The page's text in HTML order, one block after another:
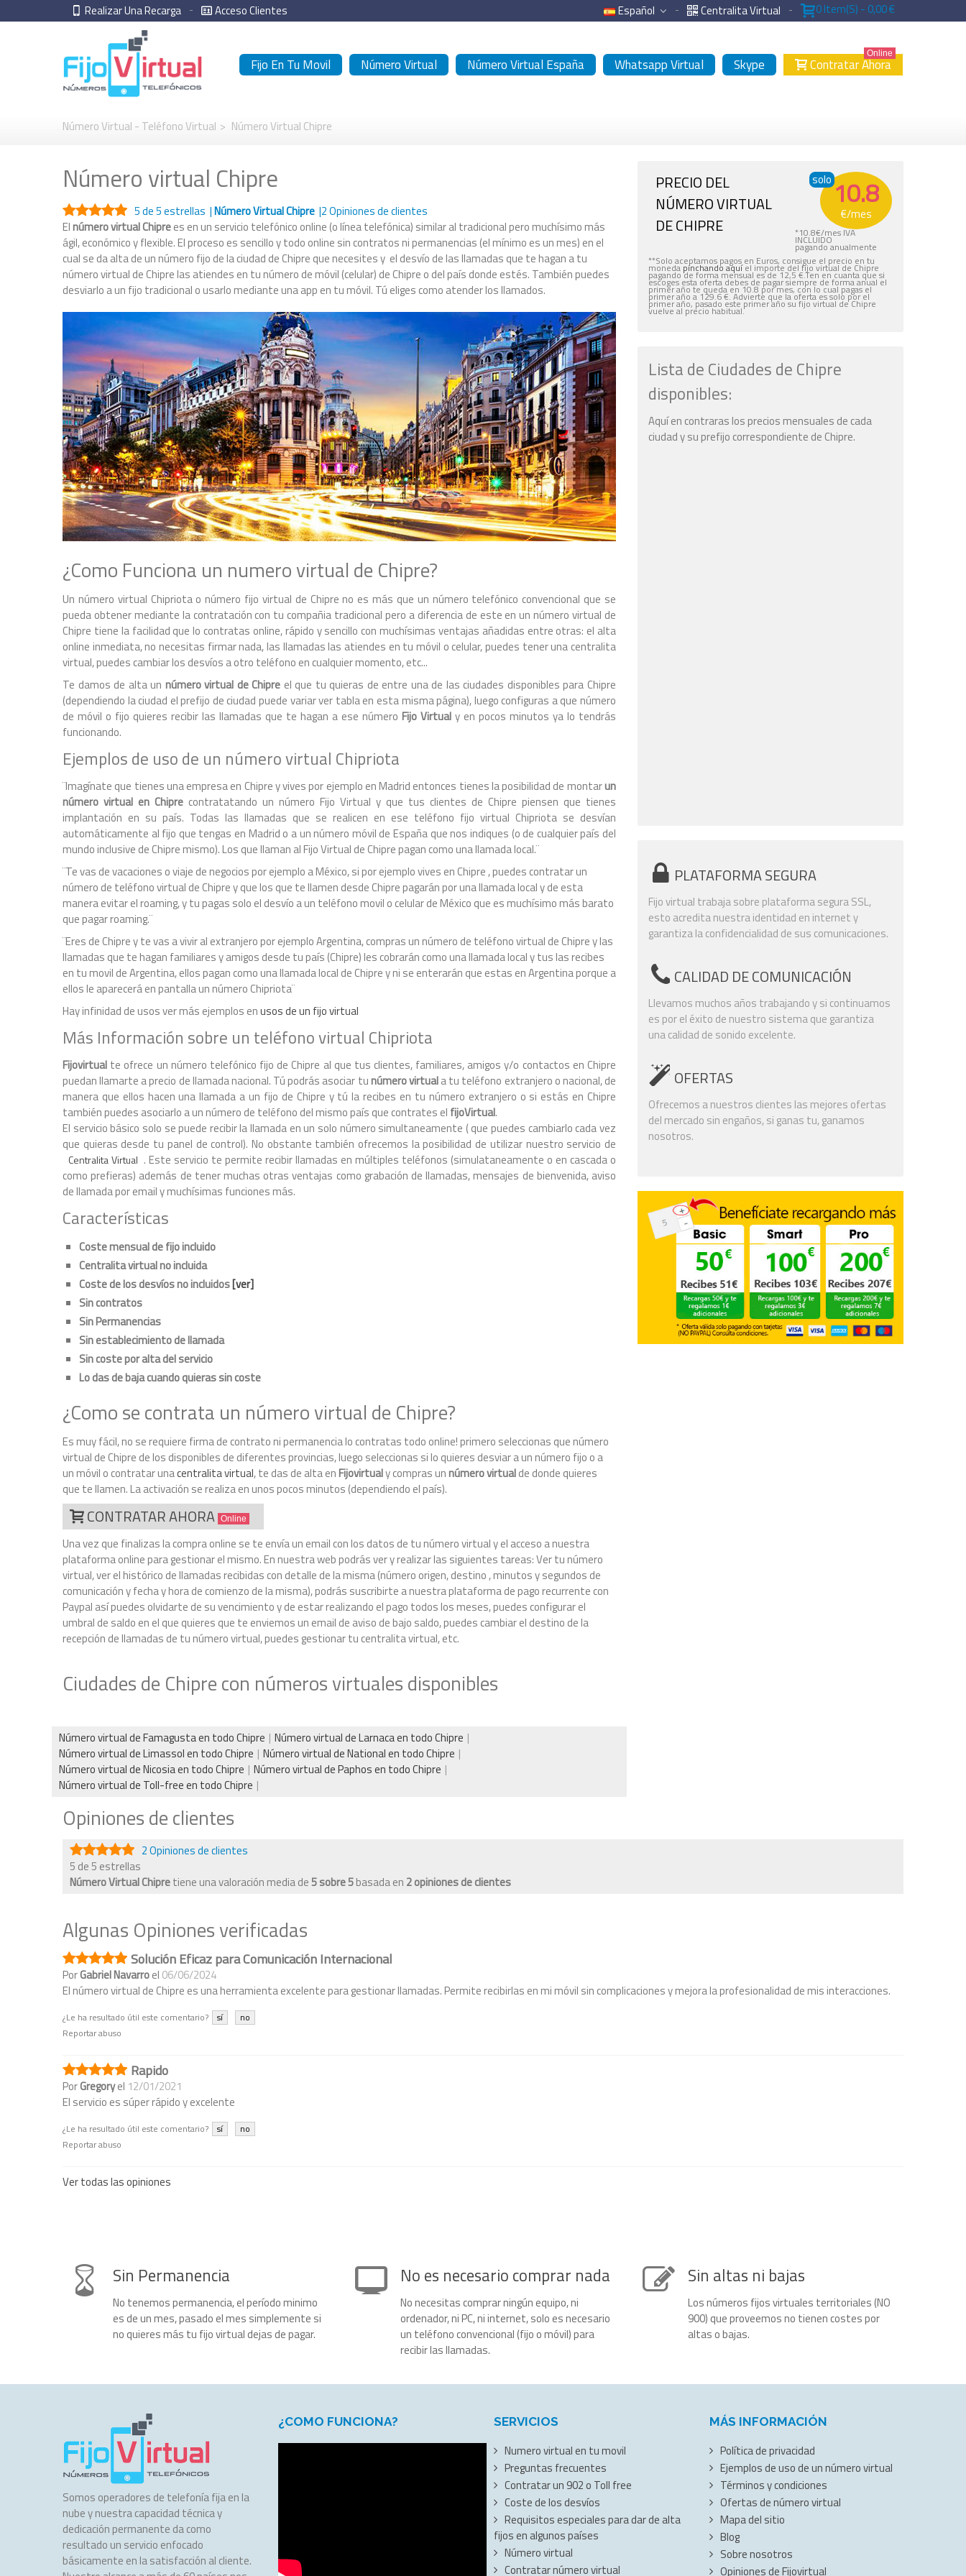
Realizar Una Recarga Acceso Clientes 0Item(s) - 0,00 €
Centralita Virtual
Español
Fijo En Tu Movil Número Virtual Número Virtual España Whatsapp Virtual Skype Contratar Ahora
Online
Número Virtual - Teléfono Virtual > Número Virtual Chipre
Número virtual Chipre
5de 5 estrellas |Número Virtual Chipre |2Opiniones de clientes
Elnúmero virtual Chiprees en un servicio telefónico online (o línea telefónica) similar al tradicional pero muchísimo más
ágil, económico y flexible. El proceso es sencillo y todo online sin contratos ni permanencias (el mínimo es un mes) en el
cual se da alta de un número fijo de la ciudad de Chipre que necesites y el desvío de las llamadas que te hagan a tu
número virtual de Chipre las atiendes en tu número de móvil (celular) de Chipre o del país donde estés. También puedes
desviarlo a un fijo tradicional o usarlo mediante una app en tu móvil. Tú eliges como atender los llamados.
¿Como Funciona un numero virtual de Chipre?
Un número virtual Chipriota o número fijo virtual de Chipre no es más que un número telefónico convencional que se
pueda obtener mediante la contratación con tu compañia tradicional pero a diferencia de este en un número virtual de
Chipre tiene la facilidad que lo contratas online, rápido y sencillo con muchísimas ventajas añadidas entre otras: el alta
online inmediata, no necesitas firmar nada, las llamadas las atiendes en tu móvil o celular, puedes tener una centralita
virtual, puedes cambiar los desvíos a otro teléfono en cualquier momento, etc...
Te damos de alta un número virtual de Chipre el que tu quieras de entre una de las ciudades disponibles para Chipre
(dependiendo la ciudad el prefijo de ciudad puede variar ver tabla en esta misma página), luego configuras a que número
de móvil o fijo quieres recibir las llamadas que te hagan a ese número Fijo Virtual y en pocos minutos ya lo tendrás
funcionando.
Ejemplos de uso de un número virtual Chipriota
¨Imagínate que tienes una empresa en Chipre y vives por ejemplo en Madrid entonces tienes la posibilidad de montarun
número virtual en Chipre contratatando un número Fijo Virtual y que tus clientes de Chipre piensen que tienes
implantación en su país. Todas las llamadas que se realicen en ese teléfono fijo virtual Chipriota se desvían
automáticamente al fijo que tengas en Madrid o a un número móvil de España que nos indiques (o de cualquier país del
mundo inclusive de Chipre mismo). Los que llaman al Fijo Virtual de Chipre pagan como una llamada local.¨
¨Te vas de vacaciones o viaje de negocios por ejemplo a México, si por ejemplo vives en Chipre , puedes contratar un
número de teléfono virtual de Chipre y que los que te llamen desde Chipre pagarán por una llamada local y de esta
manera evitar el roaming, y tu pagas solo el desvío a un teléfono movil o celular de México que es muchísimo más barato
que pagar roaming.¨
¨Eres de Chipre y te vas a vivir al extranjero por ejemplo Argentina, compras un número de teléfono virtual de Chipre y las
llamadas que te hagan familiares y amigos desde tu país (Chipre) les cobrarán como una llamada local y tus las recibes
en tu movil de Argentina, ellos pagan como una llamada local de Chipre y ni se enterarán que estas en Argentina porque a
ellos le aparecerá en pantalla un número Chipriota¨
Hay infinidad de usos ver más ejemplos enusos de un fijo virtual
Más Información sobre un teléfono virtual Chipriota
Fijovirtual te ofrece un número telefónico fijo de Chipre al que tus clientes, familiares, amigos y/o contactos en Chipre
puedan llamarte a precio de llamada nacional. Tú podrás asociar tunúmero virtuala tu teléfono extranjero o nacional, de
manera que ellos hacen una llamada a un fijo de Chipre y tú la recibes en tu número extranjero o si estás en Chipre
también puedes asociarlo a un número de teléfono del mismo país que contrates el fijoVirtual.
El servicio básico solo se puede recibir la llamada en un solo número simultaneamente ( que puedes cambiarlo cada vez
que quieras desde tu panel de control). No obstante también ofrecemos la posibilidad de utilizar nuestro servicio de
Centralita Virtual . Este servicio te permite recibir llamadas en múltiples teléfonos (simulataneamente o en cascada o
como prefieras) además de tener muchas otras ventajas como grabación de llamadas, mensajes de bienvenida, aviso
de llamada por email y muchísimas funciones más.
Características
Coste mensual de fijo incluido
Centralita virtual no incluida
Coste de los desvíos no incluidos[ver]
Sin contratos
Sin Permanencias
Sin establecimiento de llamada
Sin coste por alta del servicio
Lo das de baja cuando quieras sin coste
¿Como se contrata un número virtual de Chipre?
Es muy fácil, no se requiere firma de contrato ni permanencia lo contratas todo online! primero seleccionas que número
virtual de Chipre de los disponibles de diferentes provincias, luego seleccionas si lo quieres desviar a un número fijo o a
un móvil o contratar unacentralita virtual, te das de alta enFijovirtualy compras unnúmero virtualde donde quieres
que te llamen. La activación se realiza en unos pocos minutos (dependiendo el país).
CONTRATAR AHORA Online
Una vez que finalizas la compra online se te envía un email con los datos de tu número virtual y el acceso a nuestra
plataforma online para gestionar el mismo. En nuestra web podrás ver y realizar las siguientes tareas: Ver tu número
virtual, ver el histórico de llamadas recibidas con detalle de la misma (número origen, destino , minutos y segundos de
comunicación y fecha y hora de comienzo de la misma), podrás suscribirte a nuestra plataforma de pago recurrente con
Paypal así puedes olvidarte de su vencimiento y de estar realizando el pago todos los meses, puedes configurar el
umbral de saldo en el que quieres que te enviemos un email de aviso de bajo saldo, puedes cambiar el destino de la
recepción de llamadas de tu número virtual, puedes gestionar tu centralita virtual, etc.
Ciudades de Chipre con números virtuales disponibles
Número virtual de Famagusta en todo Chipre
Número virtual de Larnaca en todo Chipre
Número virtual de Limassol en todo Chipre
Número virtual de National en todo Chipre
Número virtual de Nicosia en todo Chipre
Número virtual de Paphos en todo Chipre
Número virtual de Toll-free en todo Chipre
PRECIO DEL
NÚMERO VIRTUAL
DE CHIPRE
solo10.8
€/mes
*10.8€/mes IVA
INCLUIDO
pagando anualmente
**Solo aceptamos pagos en Euros, consigue el precio en tu
monedapinchando aquíel importe del fijo virtual de Chipre
pagando de forma mensual es de 12,5 €.Ten en cuanta que si
escoges esta oferta debes de pagar siempre de forma anual el
primer año te queda en 10.8 por mes, con lo cual pagas el
primer año a 129.6 €. Advierte que la oferta es solo por el
primer año, pasado este primer año su fijo virtual de Chipre
vuelve al precio habitual.
Lista de Ciudades de Chipre
disponibles:
Aquí en contraras los precios mensuales de cada
ciudad y su prefijo correspondiente de Chipre.
PLATAFORMA SEGURA
Fijo virtual trabaja sobre plataforma segura SSL,
esto acredita nuestra identidad en internet y
garantiza la confidencialidad de sus comunicaciones.
CALIDAD DE COMUNICACIÓN
Llevamos muchos años trabajando y si continuamos
es por el éxito de nuestro sistema que garantiza
una calidad de sonido excelente.
OFERTAS
Ofrecemos a nuestros clientes las mejores ofertas
del mercado sin engaños, si ganas tu, ganamos
nosotros.
Opiniones de clientes
2 Opiniones de clientes
5 de 5 estrellas
Número Virtual Chipretiene una valoración media de5sobre5basada en 2opiniones de clientes
Algunas Opiniones verificadas
Solución Eficaz para Comunicación Internacional
PorGabriel Navarroel 06/06/2024
El número virtual de Chipre es una herramienta excelente para gestionar llamadas. Permite recibirlas en mi móvil sin complicaciones y mejora la profesionalidad de mis interacciones.
¿Le ha resultado útil este comentario? sí
no
Reportar abuso
Rapido
PorGregoryel 12/01/2021
El servicio es súper rápido y excelente
¿Le ha resultado útil este comentario? sí
no
Reportar abuso
Ver todas las opiniones
Sin Permanencia
No tenemos permanencia, el período minimo
es de un mes, pasado el mes simplemente si
no quieres más tu fijo virtual dejas de pagar.
No es necesario comprar nada
No necesitas comprar ningún equipo, ni
ordenador, ni PC, ni internet, solo es necesario
un teléfono convencional (fijo o móvil) para
recibir las llamadas.
Sin altas ni bajas
Los números fijos virtuales territoriales (NO
900) que proveemos no tienen costes por
altas o bajas.
Somos operadores de telefonía fija en la
nube y nuestra capacidad técnica y
dedicación permanente da como
resultado un servicio enfocado
básicamente en la satisfacción al cliente.
¿COMO FUNCIONA? SERVICIOS
Numero virtual en tu movil
Preguntas frecuentes
Contratar un 902 o Toll free
Coste de los desvíos
Requisitos especiales para dar de alta
fijos en algunos países
Número virtual
Contratar número virtual
MÁS INFORMACIÓN
Política de privacidad
Ejemplos de uso de un número virtual
Términos y condiciones
Ofertas de número virtual
Mapa del sitio
Blog
Sobre nosotros
Opiniones de Fijovirtual